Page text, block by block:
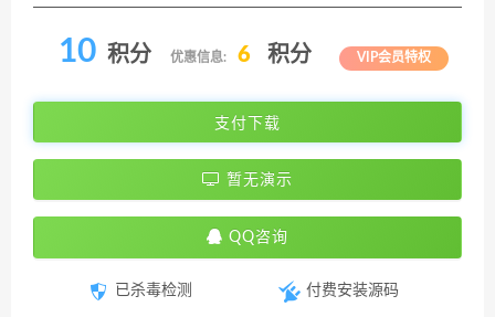
10 积分 优惠信息: 6 积分 VIP会员特权
支付下载
暂无演示
QQ咨询
已杀毒检测 付费安装源码